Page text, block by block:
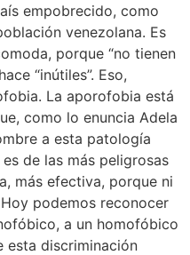
empobrecido, como
venezolana. Es
porque “no tienen
“inútiles”. Eso,
La aporofobia está
como lo enuncia Adela
a esta patología
de las más peligrosas
más efectiva, porque ni
podemos reconocer
a un homofóbico
discriminación